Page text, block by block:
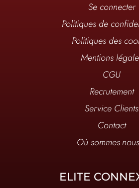
Se connecter
Politiques de
Politiques des
Mentions
CGU
Recrutement
Service Clients
Contact
Où sommes-
ELITE